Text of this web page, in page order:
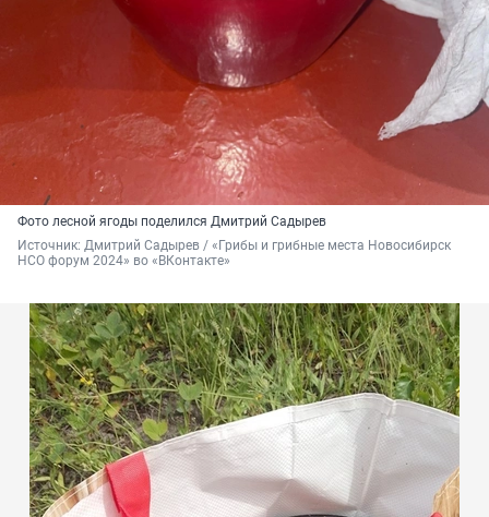
Фото лесной ягоды поделился Дмитрий Садырев
Источник: Дмитрий Садырев / «Грибы и грибные места Новосибирск
НСО форум 2024» во «ВКонтакте»